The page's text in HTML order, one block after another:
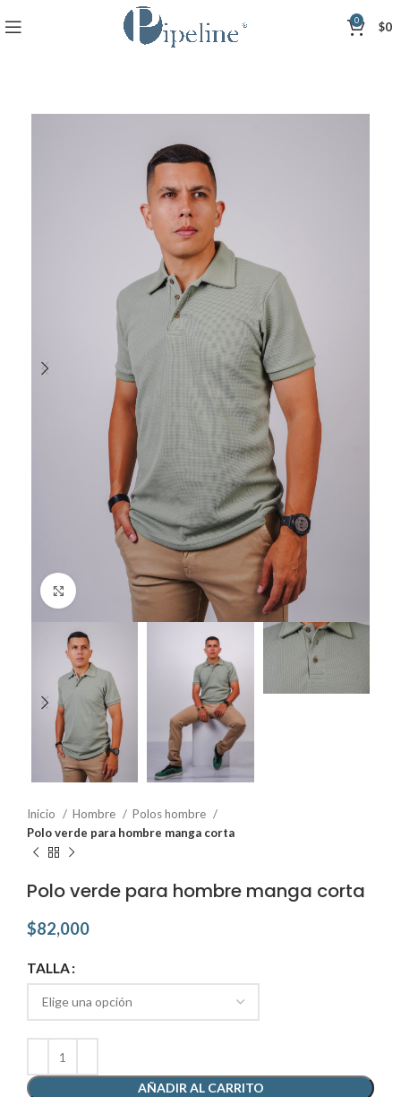
0 $0
Click to enlarge
Inicio Hombre
Polos hombre
Polo verde para hombre manga corta
Polo verde para hombre manga corta
$82,000
TALLA
AÑADIR AL CARRITO